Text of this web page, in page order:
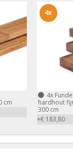
cm
4x
hardhout
300 cm
+€ 183,80
4x